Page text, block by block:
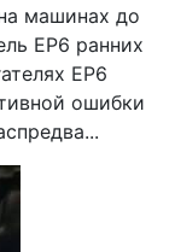
машинах до
EP6 ранних
EP6
ошибки